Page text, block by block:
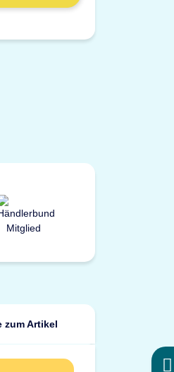
zum Artikel